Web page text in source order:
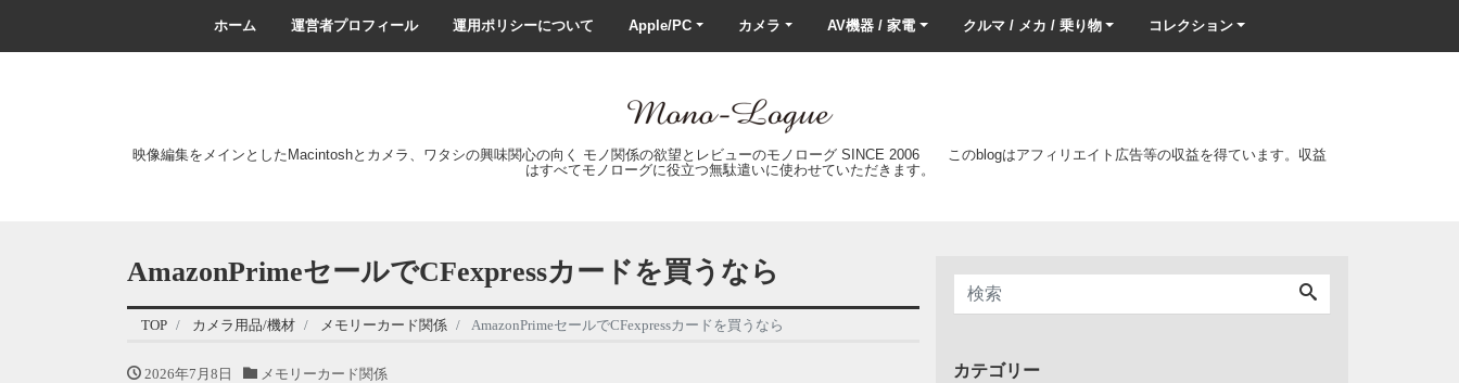
ホーム 運営者プロフィール 運用ポリシーについて Apple/PC カメラ AV機器 / 家電 クルマ / メカ / 乗り物 コレクション
映像編集をメインとしたMacintoshとカメラ、ワタシの興味関心の向く モノ関係の欲望とレビューのモノローグ SINCE 2006 このblogはアフィリエイト広告等の収益を得ています。収益
はすべてモノローグに役立つ無駄遣いに使わせていただきます。
AmazonPrimeセールでCFexpressカードを買うなら
TOP カメラ用品/機材 メモリーカード関係 AmazonPrimeセールでCFexpressカードを買うなら
2026年7月8日 メモリーカード関係 カテゴリー